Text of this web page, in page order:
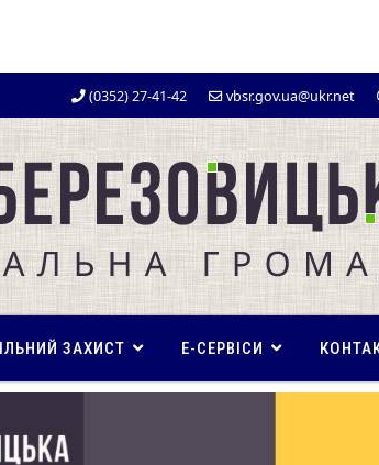
(0352) 27-41-42 vbsr.gov.ua@ukr.net
ЗАХИСТ E-СЕРВІСИ